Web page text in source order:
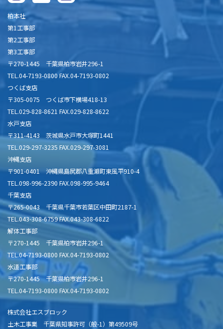
柏本社
第1工事部
第2工事部
第3工事部
〒270-1445 千葉県柏市岩井296-1
TEL.04-7193-0800 FAX.04-7193-0802
つくば支店
〒305-0075 つくば市下横場418-13
TEL.029-828-8621 FAX.029-828-8622
水戸支店
〒311-4143 茨城県水戸市大塚町1441
TEL.029-297-3235 FAX.029-297-3081
沖縄支店
〒901-0401 沖縄県島尻郡八重瀬町東風平910-4
TEL.098-996-2390 FAX.098-995-9464
千葉支店
〒265-0043 千葉県千葉市若葉区中田町2187-1
TEL.043-308-6759 FAX.043-308-6822
解体工事部
〒270-1445 千葉県柏市岩井296-1
TEL.04-7193-0800 FAX.04-7193-0802
水道工事部
〒270-1445 千葉県柏市岩井296-1
TEL.04-7193-0800 FAX.04-7193-0802
株式会社エスブロック
土木工事業 千葉県知事許可（般-1）第49509号